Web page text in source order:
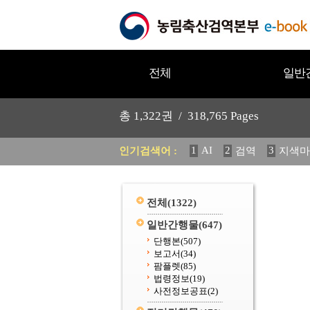
전체 일반
총 1,322권 / 318,765 Pages
인기검색어 : 1 AI 2 검역 3 지색
11 2025 12 중독성 식
전체 (1322)
일반간행물(647)
단행본(507)
보고서(34)
팜플렛(85)
법령정보(19)
사전정보공표(2)